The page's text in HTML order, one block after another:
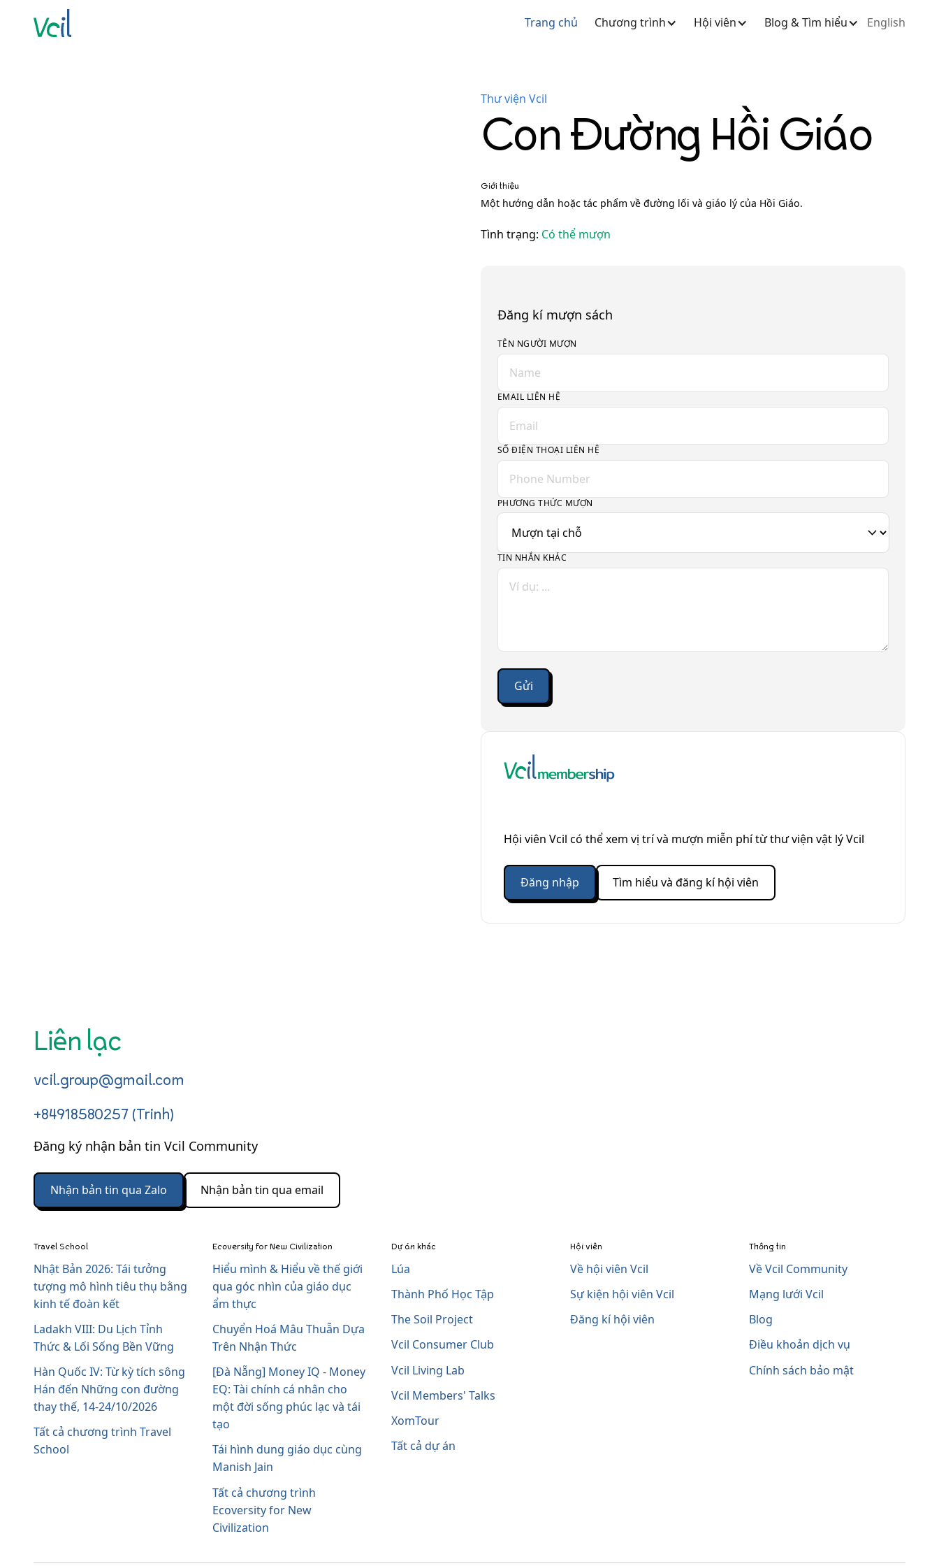
Trang chủ Chương trình Hội viên Blog & Tìm hiểu English
Thư viện Vcil
Con Đường Hồi Giáo
Giới thiệu
Một hướng dẫn hoặc tác phẩm về đường lối và giáo lý của Hồi Giáo.
Tình trạng: Có thể mượn
Đăng kí mượn sách
TÊN NGƯỜI MƯỢN
EMAIL LIÊN HỆ
SỐ ĐIỆN THOẠI LIÊN HỆ
PHƯƠNG THỨC MƯỢN
TIN NHẮN KHÁC
Hội viên Vcil có thể xem vị trí và mượn miễn phí từ thư viện vật lý Vcil
Đăng nhập Tìm hiểu và đăng kí hội viên
Liên lạc
vcil.group@gmail.com
+84918580257 (Trinh)
Đăng ký nhận bản tin Vcil Community
Nhận bản tin qua Zalo Nhận bản tin qua email
Travel School
Nhật Bản 2026: Tái tưởng
tượng mô hình tiêu thụ bằng
kinh tế đoàn kết
Ladakh VIII: Du Lịch Tỉnh
Thức & Lối Sống Bền Vững
Hàn Quốc IV: Từ kỳ tích sông
Hán đến Những con đường
thay thế, 14-24/10/2026
Tất cả chương trình Travel
School
Ecoversity for New Civilization
Hiểu mình & Hiểu về thế giới
qua góc nhìn của giáo dục
ẩm thực
Chuyển Hoá Mâu Thuẫn Dựa
Trên Nhận Thức
[Đà Nẵng] Money IQ - Money
EQ: Tài chính cá nhân cho
một đời sống phúc lạc và tái
tạo
Tái hình dung giáo dục cùng
Manish Jain
Tất cả chương trình
Ecoversity for New
Civilization
Dự án khác
Lúa
Thành Phố Học Tập
The Soil Project
Vcil Consumer Club
Vcil Living Lab
Vcil Members' Talks
XomTour
Tất cả dự án
Hội viên
Về hội viên Vcil
Sự kiện hội viên Vcil
Đăng kí hội viên
Thông tin
Về Vcil Community
Mạng lưới Vcil
Blog
Điều khoản dịch vụ
Chính sách bảo mật